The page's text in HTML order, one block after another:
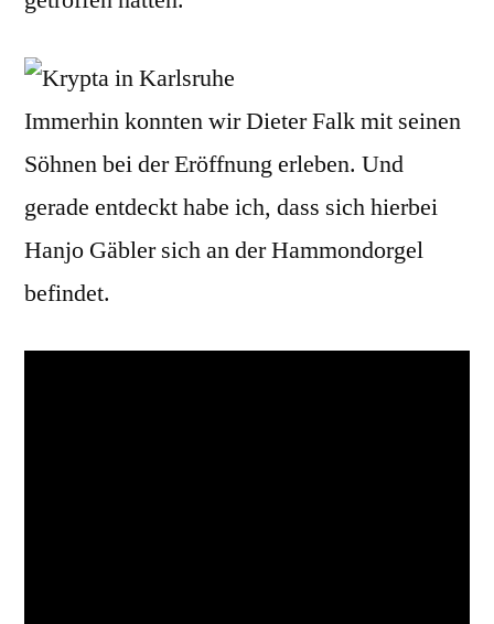
Immerhin konnten wir Dieter Falk mit seinen
Söhnen bei der Eröffnung erleben. Und
gerade entdeckt habe ich, dass sich hierbei
Hanjo Gäbler sich an der Hammondorgel
befindet.